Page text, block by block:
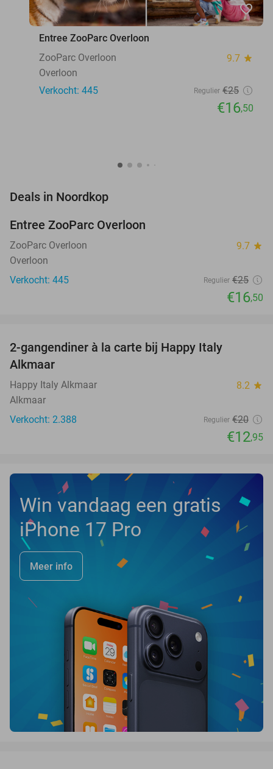
favorite_border
Entree ZooParc Overloon
ZooParc Overloon
9.7 star
Overloon
Verkocht: 445
Regulier €25
€16,50
Deals in Noordkop
TODAY
Entree ZooParc Overloon
ZooParc Overloon 9.7 star
Overloon
Verkocht: 445
Regulier €25
€16,50
2-gangendiner à la carte bij Happy Italy
Alkmaar
Happy Italy Alkmaar 8.2 star
Alkmaar
Verkocht: 2.388
Regulier €20
€12,95
Win vandaag een gratis
iPhone 17 Pro
Meer info